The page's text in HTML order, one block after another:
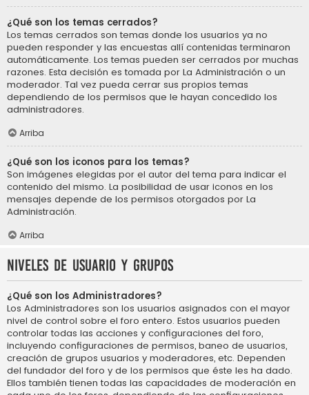
¿Qué son los temas cerrados?
Los temas cerrados son temas donde los usuarios ya no
pueden responder y las encuestas allí contenidas terminaron
automáticamente. Los temas pueden ser cerrados por muchas
razones. Esta decisión es tomada por La Administración o un
moderador. Tal vez pueda cerrar sus propios temas
dependiendo de los permisos que le hayan concedido los
administradores.
Arriba
¿Qué son los iconos para los temas?
Son imágenes elegidas por el autor del tema para indicar el
contenido del mismo. La posibilidad de usar iconos en los
mensajes depende de los permisos otorgados por La
Administración.
Arriba
Niveles de usuario y grupos
¿Qué son los Administradores?
Los Administradores son los usuarios asignados con el mayor
nivel de control sobre el foro entero. Estos usuarios pueden
controlar todas las acciones y configuraciones del foro,
incluyendo configuraciones de permisos, baneo de usuarios,
creación de grupos usuarios y moderadores, etc. Dependen
del fundador del foro y de los permisos que éste les ha dado.
Ellos también tienen todas las capacidades de moderación en